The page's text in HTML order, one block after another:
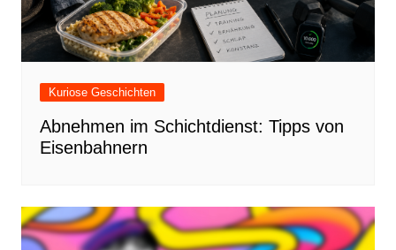
Kuriose Geschichten
Abnehmen im Schichtdienst: Tipps von
Eisenbahnern